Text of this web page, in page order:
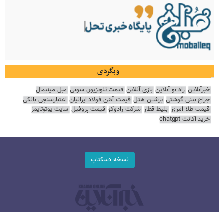
وبگردی
خبرآنلاین راه نو آنلاین بازی آنلاین قیمت تلویزیون سونی مبل مینیمال
جراح بینی گوشتی پرشین هتل قیمت آهن فولاد ایرانیان اعتبارسنجی بانکی
قیمت طلا امروز بلیط قطار شرکت رادوکو قیمت پروفیل سایت یوتوتایمز
خرید اکانت chatgpt
نسخه دسکتاپ